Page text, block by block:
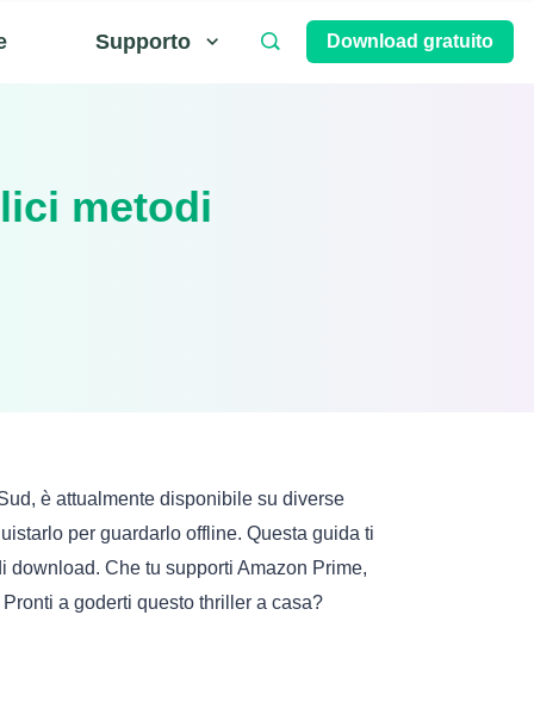
Supporto Download gratuito
metodi
è attualmente disponibile su diverse
per guardarlo offline. Questa guida ti
download. Che tu supporti Amazon Prime,
a goderti questo thriller a casa?